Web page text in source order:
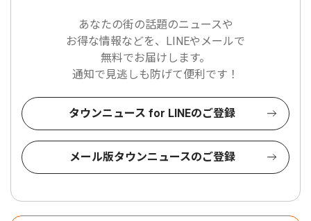
あなたの街の話題のニュースや
お得な情報などを、LINEやメールで
無料でお届けします。
通知で見逃しも防げて便利です！
タウンニュース for LINEのご登録
メール版タウンニュースのご登録